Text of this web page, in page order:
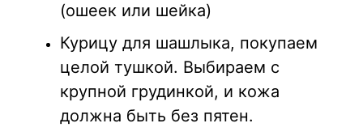
(ошеек или шейка)
Курицу для шашлыка, покупаем
целой тушкой. Выбираем с
крупной грудинкой, и кожа
должна быть без пятен.